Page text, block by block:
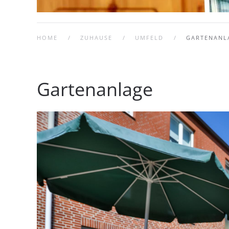
HOME ZUHAUSE UMFELD
Gartenanlage